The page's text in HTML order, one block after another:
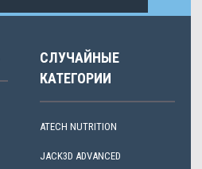
СЛУЧАЙНЫЕ
КАТЕГОРИИ
ATECH NUTRITION
JACK3D ADVANCED